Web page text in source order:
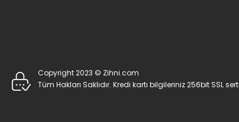
Copyright 2023 © Zihni.com
Tüm Hakları Saklıdır. Kredi kartı bilgileriniz 256bit SSL